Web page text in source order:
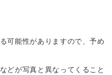
可能性がありますので、予め
どが写真と異なってくること